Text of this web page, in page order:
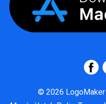
© 2026 LogoMaker